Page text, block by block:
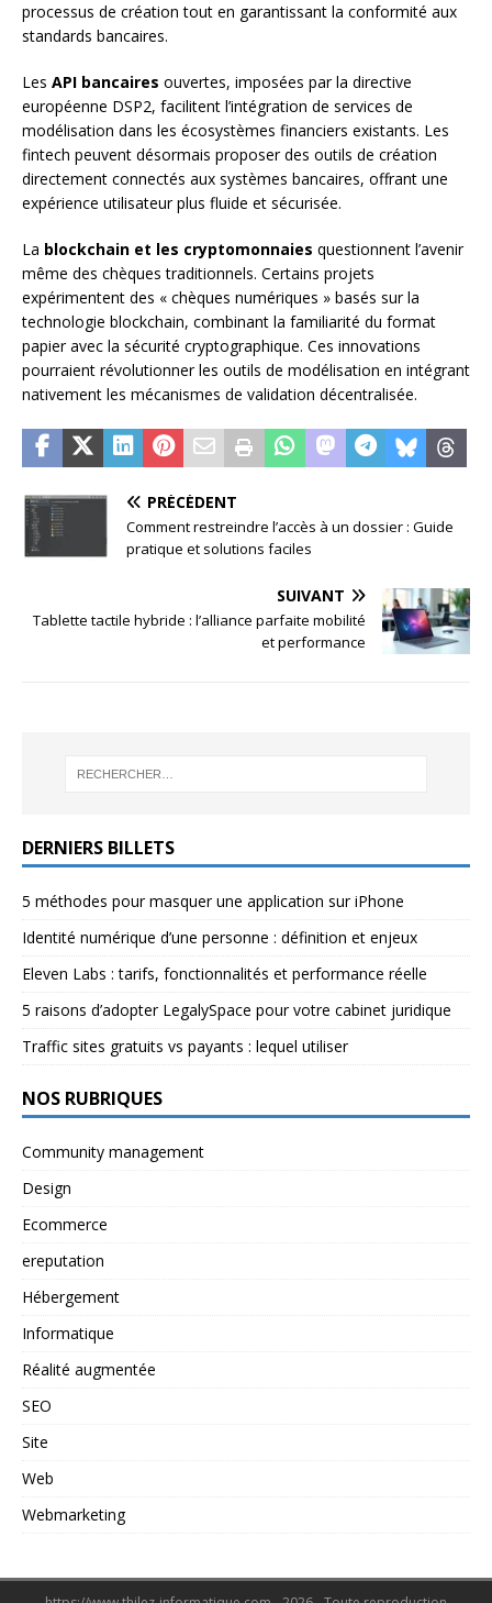
processus de création tout en garantissant la conformité aux
standards bancaires.
Les API bancaires ouvertes, imposées par la directive
européenne DSP2, facilitent l’intégration de services de
modélisation dans les écosystèmes financiers existants. Les
fintech peuvent désormais proposer des outils de création
directement connectés aux systèmes bancaires, offrant une
expérience utilisateur plus fluide et sécurisée.
La blockchain et les cryptomonnaies questionnent l’avenir
même des chèques traditionnels. Certains projets
expérimentent des « chèques numériques » basés sur la
technologie blockchain, combinant la familiarité du format
papier avec la sécurité cryptographique. Ces innovations
pourraient révolutionner les outils de modélisation en intégrant
nativement les mécanismes de validation décentralisée.
PRÉCÉDENT
Comment restreindre l’accès à un dossier : Guide
pratique et solutions faciles
SUIVANT
Tablette tactile hybride : l’alliance parfaite mobilité
et performance
DERNIERS BILLETS
5 méthodes pour masquer une application sur iPhone
Identité numérique d’une personne : définition et enjeux
Eleven Labs : tarifs, fonctionnalités et performance réelle
5 raisons d’adopter LegalySpace pour votre cabinet juridique
Traffic sites gratuits vs payants : lequel utiliser
NOS RUBRIQUES
Community management
Design
Ecommerce
ereputation
Hébergement
Informatique
Réalité augmentée
SEO
Site
Web
Webmarketing